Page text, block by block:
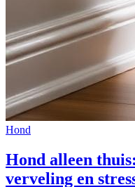
Hond
Hond alleen
verveling en